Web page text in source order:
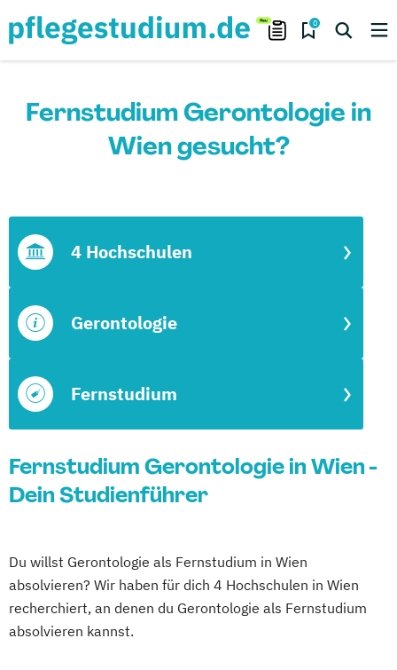
0
Fernstudium Gerontologie in
Wien gesucht?
Fernstudium
Gerontologie
4 Hochschulen
Fernstudium Gerontologie in Wien -
Dein Studienführer
Du willst Gerontologie als Fernstudium in Wien
absolvieren? Wir haben für dich 4 Hochschulen in Wien
recherchiert, an denen du Gerontologie als Fernstudium
absolvieren kannst.